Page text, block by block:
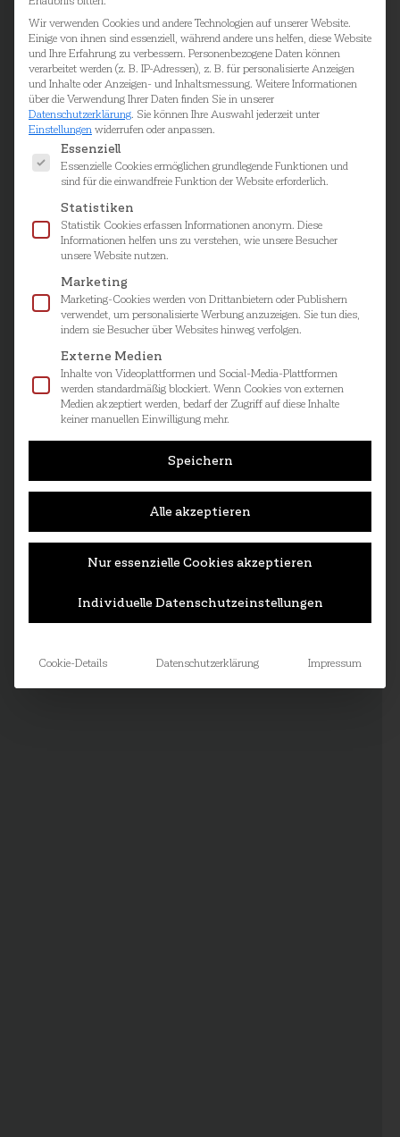
Wir verwenden Cookies und andere Technologien auf unserer Website.
Einige von ihnen sind essenziell, während andere uns helfen, diese Website
und Ihre Erfahrung zu verbessern. Personenbezogene Daten können
verarbeitet werden (z. B. IP-Adressen), z. B. für personalisierte Anzeigen
und Inhalte oder Anzeigen- und Inhaltsmessung. Weitere Informationen
über die Verwendung Ihrer Daten finden Sie in unserer
Datenschutzerklärung. Sie können Ihre Auswahl jederzeit unter
Einstellungen widerrufen oder anpassen.
Es folgt eine Liste der Service-Gruppen, für die
Essenziell
Essenzielle Cookies ermöglichen grundlegende Funktionen und
sind für die einwandfreie Funktion der Website erforderlich.
Statistiken
Statistik Cookies erfassen Informationen anonym. Diese
Informationen helfen uns zu verstehen, wie unsere Besucher
unsere Website nutzen.
Marketing
Marketing-Cookies werden von Drittanbietern oder Publishern
verwendet, um personalisierte Werbung anzuzeigen. Sie tun dies,
indem sie Besucher über Websites hinweg verfolgen.
Externe Medien
Inhalte von Videoplattformen und Social-Media-Plattformen
werden standardmäßig blockiert. Wenn Cookies von externen
Medien akzeptiert werden, bedarf der Zugriff auf diese Inhalte
keiner manuellen Einwilligung mehr.
Speichern
Alle akzeptieren
Nur essenzielle Cookies akzeptieren
Individuelle Datenschutzeinstellungen
Cookie-Details Datenschutzerklärung Impressum